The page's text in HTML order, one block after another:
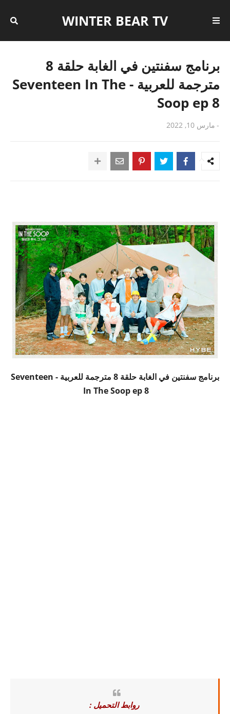
WINTER BEAR TV
برنامج سفنتين في الغابة حلقة 8
مترجمة للعربية - Seventeen In The
Soop ep 8
- مارس 10, 2022
برنامج سفنتين في الغابة حلقة 8 مترجمة للعربية - Seventeen
In The Soop ep 8
روابط التحميل :